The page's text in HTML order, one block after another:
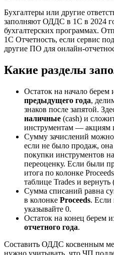
Бухгалтеры или другие
заполняют ОДДС в 1С в 2024
бухгалтерских программах.
1С Отчетность, если сервис
другие ПО для онлайн-
Какие разделы
Остаток на начало берем
предыдущего года,
знаков после запятой.
наличные (cash) и
инструментам — акциям
Сумму зачислений можно
если не было продаж, она
покупки инструментов
переоценку. Если были
итога по колонке
таблице Trades и
Сумма списаний равна
в колонке Proceeds. Если
указывайте 0.
Остаток на конец берем
отчетного года.
Составить ОДДС косвенным
нужно учитывать, что ЧП